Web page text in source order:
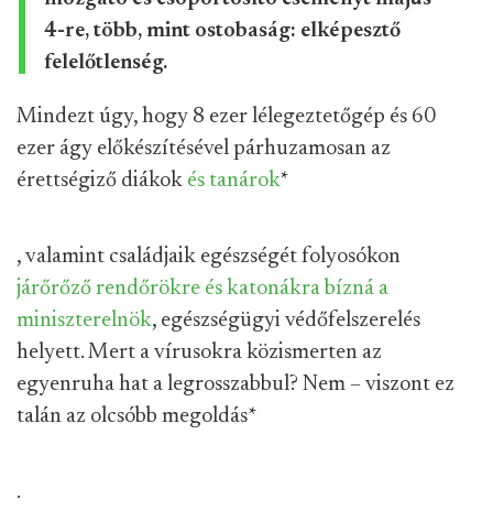
4-re, több, mint ostobaság: elképesztő
felelőtlenség.
Mindezt úgy, hogy 8 ezer lélegeztetőgép és 60
ezer ágy előkészítésével párhuzamosan az
érettségiző diákok és tanárok*
, valamint családjaik egészségét folyosókon
járőrőző rendőrökre és katonákra bízná a
miniszterelnök, egészségügyi védőfelszerelés
helyett. Mert a vírusokra közismerten az
egyenruha hat a legrosszabbul? Nem – viszont ez
talán az olcsóbb megoldás*
.